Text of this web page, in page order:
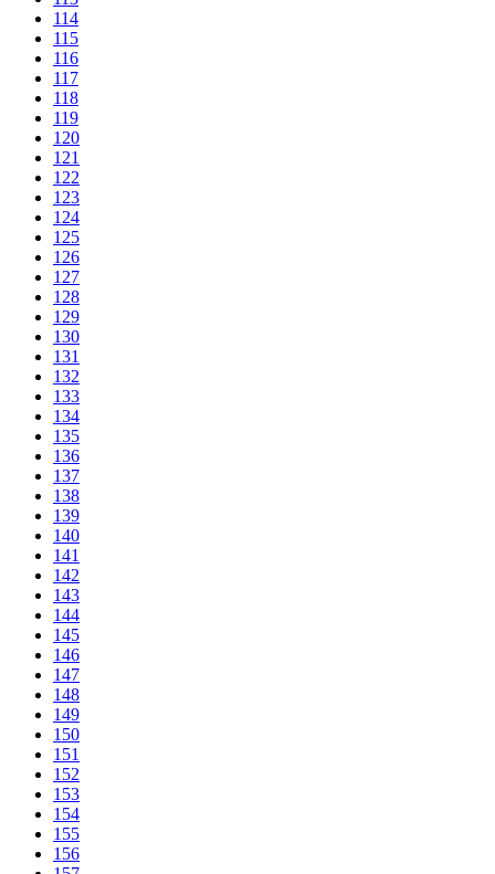
114
115
116
117
118
119
120
121
122
123
124
125
126
127
128
129
130
131
132
133
134
135
136
137
138
139
140
141
142
143
144
145
146
147
148
149
150
151
152
153
154
155
156